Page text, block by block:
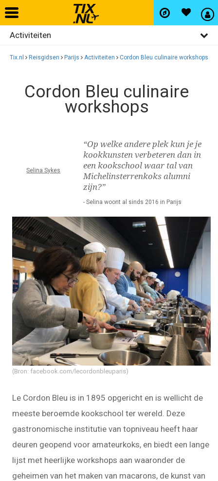
Home
Hotels
Activiteiten
Algemeen
Restaurants
Tix.nl Reisgidsen Parijs Activiteiten Cordon Bleu culinaire workshops
Cordon Bleu culinaire
workshops
Selina Sykes
“Op welke andere plek kun je je
kookkunsten verbeteren dan in
een kookschool waar tal van
Michelinsterrenkoks alumni
zijn?”
- Selina woont al sinds 2016 in Parijs
(Bron: facebook.com/lecordonbleuparis)
Le Cordon Bleu is in 1895 opgericht en is wellicht de
meeste beroemde kookschool ter wereld. Deze
gastronomische institutie van topniveau heeft haar
deuren geopend voor amateurkoks, en biedt een lange
lijst met heerlijke workshops aan waaronder de
geheimen van het maken van macarons, de kunst van